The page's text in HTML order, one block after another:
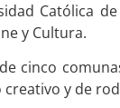
Católica
y Cultura.
cinco
creativo y de